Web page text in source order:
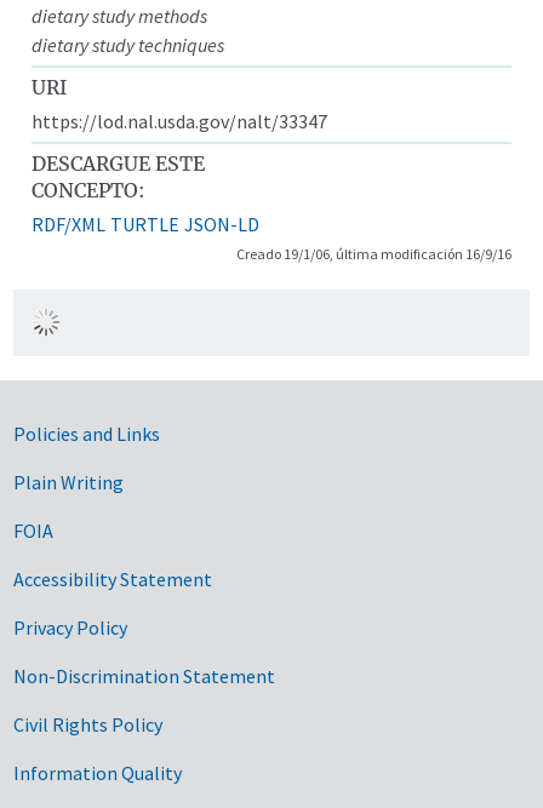
dietary study methods
dietary study techniques
URI
https://lod.nal.usda.gov/nalt/33347
DESCARGUE ESTE
CONCEPTO:
RDF/XML TURTLE JSON-LD
Creado 19/1/06, última modificación 16/9/16
Government Links
Policies and Links
Plain Writing
FOIA
Accessibility Statement
Privacy Policy
Non-Discrimination Statement
Civil Rights Policy
Information Quality